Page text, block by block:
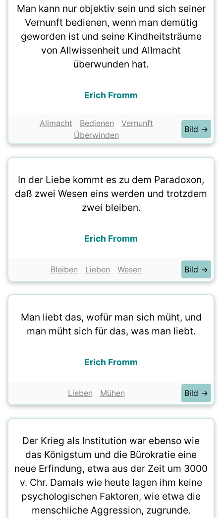
Man kann nur objektiv sein und sich seiner
Vernunft bedienen, wenn man demütig
geworden ist und seine Kindheitsträume
von Allwissenheit und Allmacht
überwunden hat.
Erich Fromm
Allmacht Bedienen
Vernunft
Überwinden
Bild →
In der Liebe kommt es zu dem Paradoxon,
daß zwei Wesen eins werden und trotzdem
zwei bleiben.
Erich Fromm
Bleiben Lieben Wesen Bild →
Man liebt das, wofür man sich müht, und
man müht sich für das, was man liebt.
Erich Fromm
Lieben Mühen Bild →
Der Krieg als Institution war ebenso wie
das Königstum und die Bürokratie eine
neue Erfindung, etwa aus der Zeit um 3000
v. Chr. Damals wie heute lagen ihm keine
psychologischen Faktoren, wie etwa die
menschliche Aggression, zugrunde.